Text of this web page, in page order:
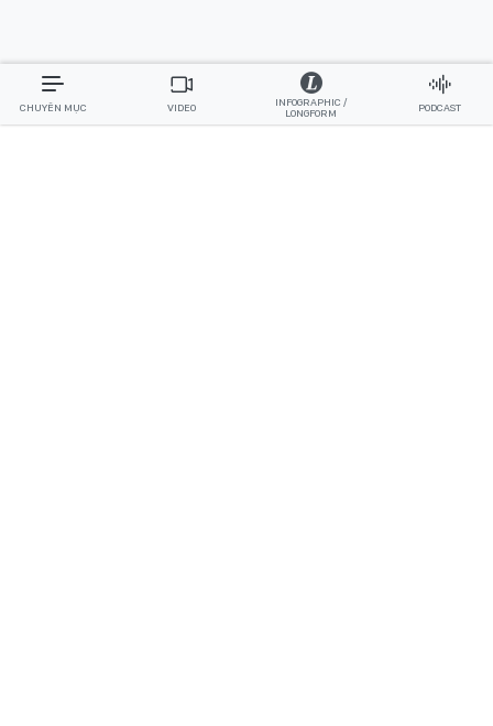
CHUYÊN MỤC VIDEO
INFOGRAPHIC /
LONGFORM
PODCAST